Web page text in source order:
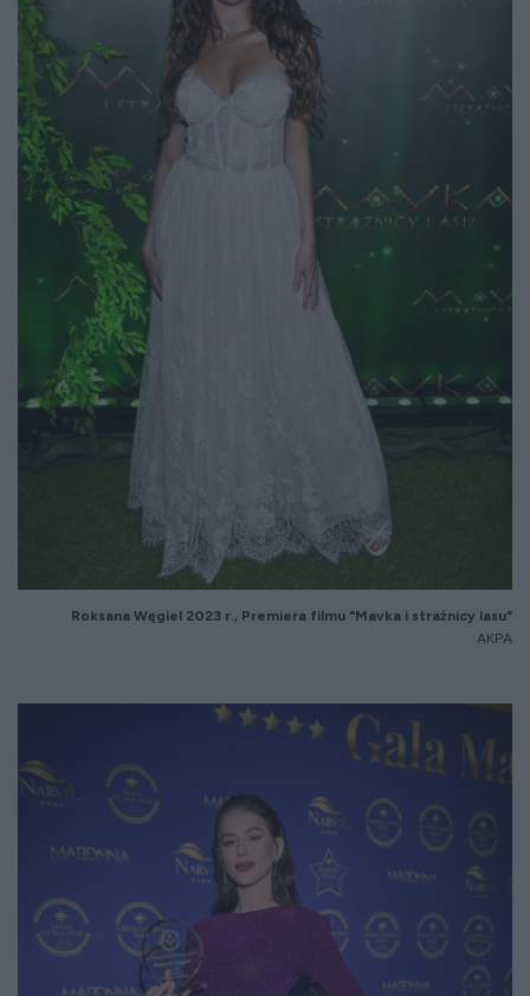
Roksana Węgiel 2023 r., Premiera filmu "Mavka i strażnicy lasu"
AKPA